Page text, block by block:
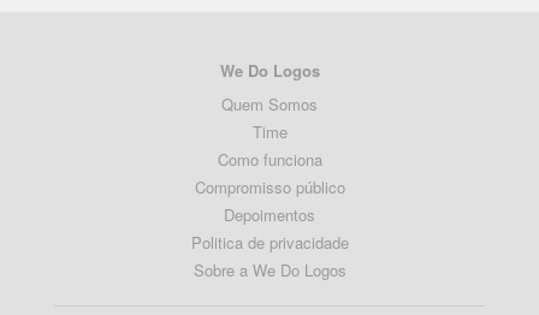
We Do Logos
Quem Somos
Time
Como funciona
Compromisso público
Depoimentos
Politica de privacidade
Sobre a We Do Logos